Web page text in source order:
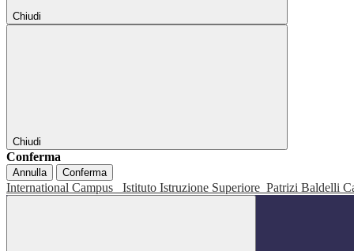
Chiudi
Chiudi
Conferma
Annulla Conferma
International Campus Istituto Istruzione Superiore Patrizi Baldelli